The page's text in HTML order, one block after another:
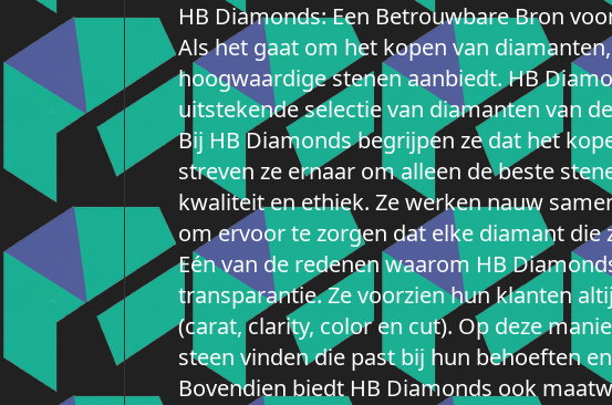
HB Diamonds: Een Betrouwbare Bron
Als het gaat om het kopen van
hoogwaardige stenen aanbiedt. HB
uitstekende selectie van diamanten van
Bij HB Diamonds begrijpen ze dat het
streven ze ernaar om alleen de beste
kwaliteit en ethiek. Ze werken nauw
om ervoor te zorgen dat elke diamant
Eén van de redenen waarom HB
transparantie. Ze voorzien hun klanten
(carat, clarity, color en cut). Op deze
steen vinden die past bij hun behoeften
Bovendien biedt HB Diamonds ook